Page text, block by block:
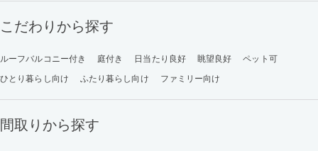
こだわりから探す
ルーフバルコニー付き 庭付き 日当たり良好 眺望良好
ペット可
ひとり暮らし向け
ふたり暮らし向け ファミリー向け
間取りから探す